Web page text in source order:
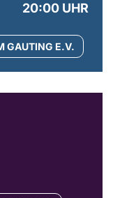
20:00 UHR
GAUTING E.V.